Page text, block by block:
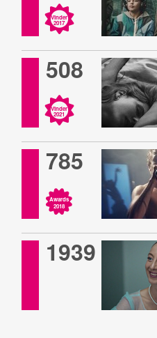
Vinder
2017
508
Vinder
2021
785
Awards
2018
1939